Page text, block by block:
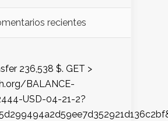
recientes
236,538 $. GET >
BALANCE-
USD-04-21-2?